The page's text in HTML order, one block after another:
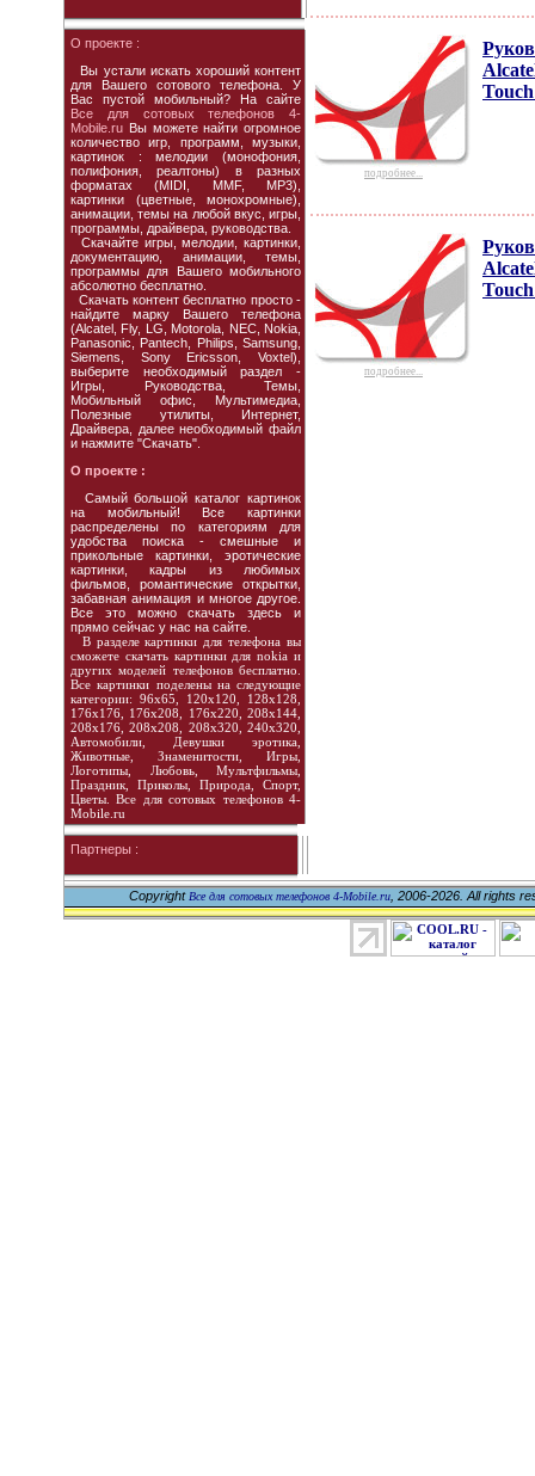
О проекте :
Вы устали искать хороший контент
для Вашего сотового телефона. У
Вас пустой мобильный? На сайте
Все для сотовых телефонов 4-
Mobile.ru Вы можете найти огромное
количество игр, программ, музыки,
картинок : мелодии (монофония,
полифония, реалтоны) в разных
форматах (MIDI, MMF, MP3),
картинки (цветные, монохромные),
анимации, темы на любой вкус, игры,
программы, драйвера, руководства.
Скачайте игры, мелодии, картинки,
документацию, анимации, темы,
программы для Вашего мобильного
абсолютно бесплатно.
Скачать контент бесплатно просто -
найдите марку Вашего телефона
(Alcatel, Fly, LG, Motorola, NEC, Nokia,
Panasonic, Pantech, Philips, Samsung,
Siemens, Sony Ericsson, Voxtel),
выберите необходимый раздел -
Игры, Руководства, Темы,
Мобильный офис, Мультимедиа,
Полезные утилиты, Интернет,
Драйвера, далее необходимый файл
и нажмите "Скачать".
О проекте :
Cамый большой каталог картинок
на мобильный! Все картинки
распределены по категориям для
удобства поиска - смешные и
прикольные картинки, эротические
картинки, кадры из любимых
фильмов, романтические открытки,
забавная анимация и многое другое.
Все это можно скачать здесь и
прямо сейчас у нас на сайте.
В разделе картинки для телефона вы
сможете скачать картинки для nokia и
других моделей телефонов бесплатно.
Все картинки поделены на следующие
категории: 96х65, 120х120, 128х128,
176х176, 176х208, 176х220, 208х144,
208х176, 208х208, 208х320, 240х320,
Автомобили, Девушки эротика,
Животные, Знаменитости, Игры,
Логотипы, Любовь, Мультфильмы,
Праздник, Приколы, Природа, Спорт,
Цветы. Все для сотовых телефонов 4-
Mobile.ru
Партнеры :
подробнее...
подробнее...
Copyright Все для сотовых телефонов 4-Mobile.ru, 2006-2026. All rights